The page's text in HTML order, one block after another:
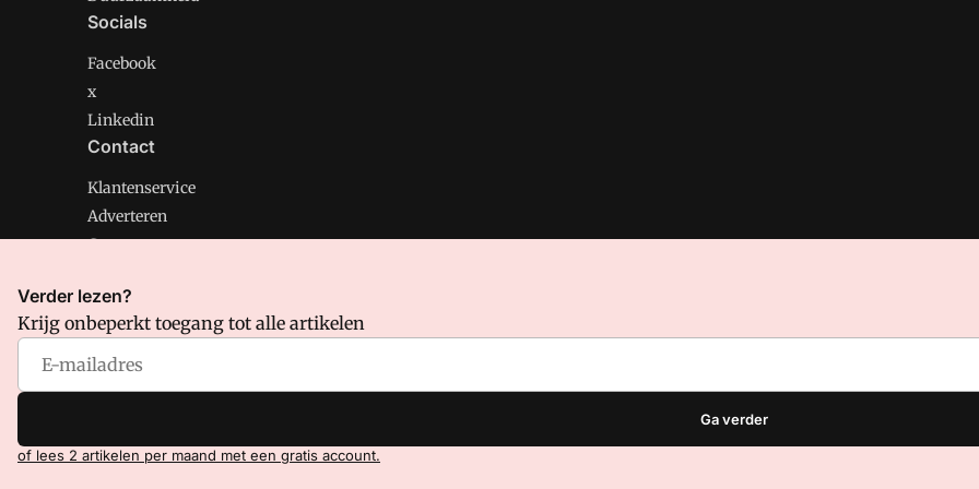
Socials
Facebook
x
Linkedin
Contact
Klantenservice
Adverteren
Contact
CMweb is onderdeel van VMN media. Lees inons manifestwaar VMN media voor staat. Op gebruik van deze site zijn de
Voorwaarden
Verder lezen?
Krijg onbeperkt toegang tot alle artikelen
Ga verder
of lees 2 artikelen per maand met een gratis account.